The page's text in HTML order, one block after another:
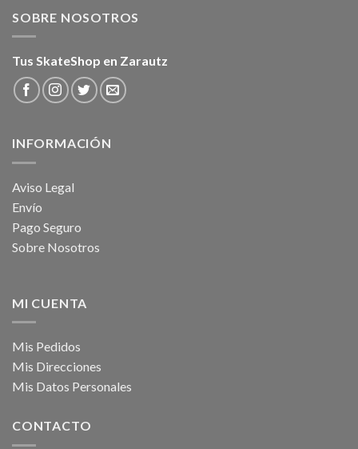
SOBRE NOSOTROS
Tus SkateShop en Zarautz
INFORMACIÓN
Aviso Legal
Envío
Pago Seguro
Sobre Nosotros
MI CUENTA
Mis Pedidos
Mis Direcciones
Mis Datos Personales
CONTACTO